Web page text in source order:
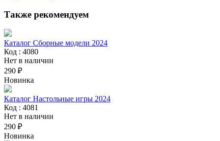
Также рекомендуем
Каталог Сборные модели 2024
Код : 4080
Нет в наличии
290 ₽
Новинка
Каталог Настольные игры 2024
Код : 4081
Нет в наличии
290 ₽
Новинка